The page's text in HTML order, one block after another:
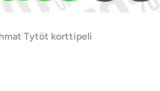
Tytöt korttipeli